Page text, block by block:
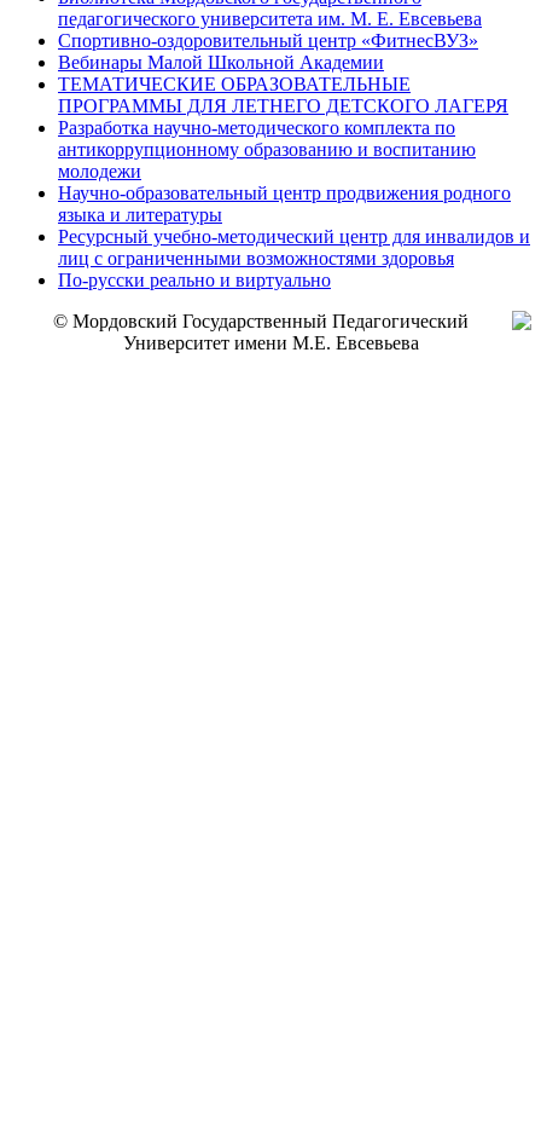
педагогического университета им. М. Е. Евсевьева
Спортивно-оздоровительный центр «ФитнесВУЗ»
Вебинары Малой Школьной Академии
ТЕМАТИЧЕСКИЕ ОБРАЗОВАТЕЛЬНЫЕ
ПРОГРАММЫ ДЛЯ ЛЕТНЕГО ДЕТСКОГО ЛАГЕРЯ
Разработка научно-методического комплекта по
антикоррупционному образованию и воспитанию
молодежи
Научно-образовательный центр продвижения родного
языка и литературы
Ресурсный учебно-методический центр для инвалидов и
лиц с ограниченными возможностями здоровья
По-русски реально и виртуально
© Мордовский Государственный Педагогический
Университет имени М.Е. Евсевьева